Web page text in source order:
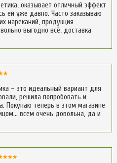
оказывает отличный эффект
ей уже давно. Часто заказываю
нареканий, продукция
выгодно всё, доставка
– это идеальный вариант для
решила попробовать и
Покупаю теперь в этом магазине
всем очень довольна, да и